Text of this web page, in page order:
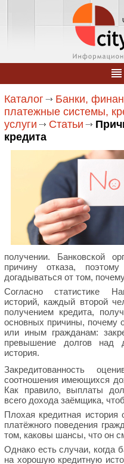
Каталог Банки,
платежные системы,
услуги
Статьи
кредита
получении. Банковской
причину отказа,
догадываться от том,
Согласно статистике
историй, каждый второй
получением кредита,
основных причины, почему
или иным гражданам:
превышение долгов над
история.
Закредитованность
соотношения имеющихся
Как правило, выплаты
всего дохода заёмщика,
Плохая кредитная
платёжного поведения
том, каковы шансы, что он
Однако есть случаи, когда
на хорошую кредитную